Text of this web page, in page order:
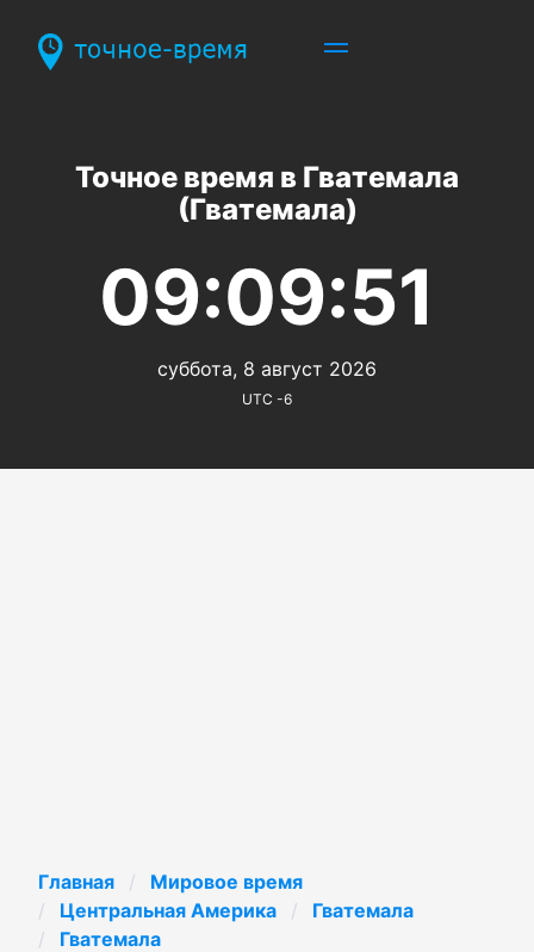
Точное время в Гватемала
(Гватемала)
09:09:51
суббота, 8 август 2026
UTC -6
Главная
Мировое время
Центральная Америка
Гватемала
Гватемала